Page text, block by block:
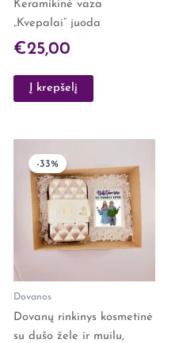
Keramikinė vaza
„Kvepalai” juoda
€25,00
Į krepšelį
-33%
Dovanos
Dovanų rinkinys kosmetinė
su dušo žele ir muilu,
price
was:
€30,00.
price